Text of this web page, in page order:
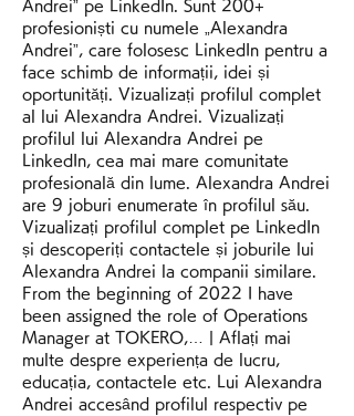
Andrei” pe LinkedIn. Sunt 200+
profesioniști cu numele „Alexandra
Andrei”, care folosesc LinkedIn pentru a
face schimb de informații, idei și
oportunități. Vizualizați profilul complet
al lui Alexandra Andrei. Vizualizați
profilul lui Alexandra Andrei pe
LinkedIn, cea mai mare comunitate
profesională din lume. Alexandra Andrei
are 9 joburi enumerate în profilul său.
Vizualizați profilul complet pe LinkedIn
și descoperiți contactele și joburile lui
Alexandra Andrei la companii similare.
From the beginning of 2022 I have
been assigned the role of Operations
Manager at TOKERO,… | Aflați mai
multe despre experiența de lucru,
educația, contactele etc. Lui Alexandra
Andrei accesând profilul respectiv pe